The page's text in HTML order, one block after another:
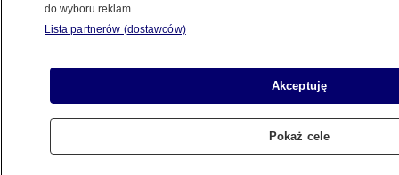
do wyboru reklam.
Lista partnerów (dostawców)
Akceptuję
Pokaż cele